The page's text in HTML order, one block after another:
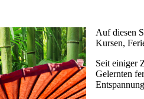
Auf diesen
Kursen,
Seit einiger
Gelernten